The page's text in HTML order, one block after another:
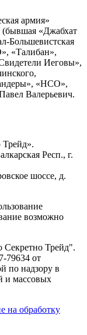
армия»
«Джабхат
Большевистская
«Талибан»,
Иеговы»,
«НСО»,
Валерьевич.
Респ., г.
шоссе, д.
возможно
Трейд".
79634 от
по надзору в
и массовых
на обработку